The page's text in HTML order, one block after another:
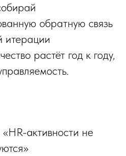
обратную связь
итерации
растёт год к году,
«HR-активности не